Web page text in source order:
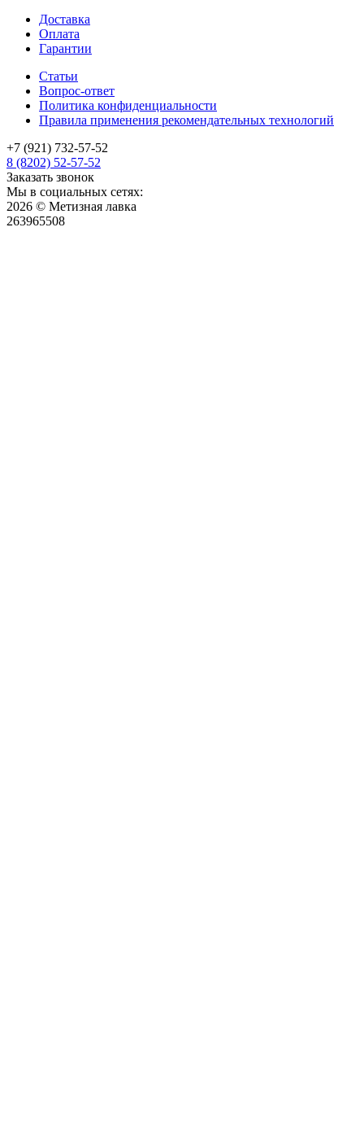
Доставка
Оплата
Гарантии
Статьи
Вопрос-ответ
Политика конфиденциальности
Правила применения рекомендательных технологий
+7 (921) 732-57-52
8 (8202) 52-57-52
Заказать звонок
Мы в социальных сетях:
2026 © Метизная лавка
263965508